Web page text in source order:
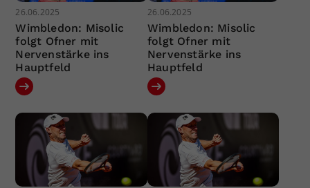
26.06.2025
Wimbledon: Misolic
folgt Ofner mit
Nervenstärke ins
Hauptfeld
26.06.2025
Wimbledon: Misolic
folgt Ofner mit
Nervenstärke ins
Hauptfeld